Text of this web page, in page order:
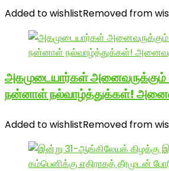
Added to wishlistRemoved from
அகமுடையார்கள் அனைவருக்கும்
நன்னாள் நல்வாழ்த்துக்கள்!
Added to wishlistRemoved from